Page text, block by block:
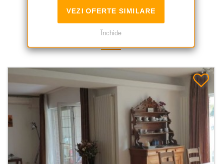
VEZI OFERTE SIMILARE
Închide
Oferte Similare